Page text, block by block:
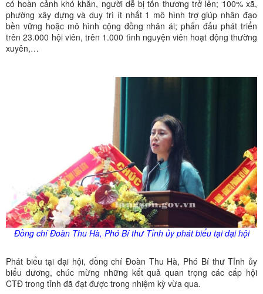
có hoàn cảnh khó khăn, người dễ bị tổn thương trở lên; 100% xã,
phường xây dựng và duy trì ít nhất 1 mô hình trợ giúp nhân đạo
bền vững hoặc mô hình cộng đồng nhân ái; phấn đấu phát triển
trên 23.000 hội viên, trên 1.000 tình nguyện viên hoạt động thường
xuyên,…
Đồng chí Đoàn Thu Hà, Phó Bí thư Tỉnh ủyphát biểu tại đại hội
Phát biểu tại đại hội, đồng chí Đoàn Thu Hà, Phó Bí thư Tỉnh ủy
biểu dương, chúc mừng những kết quả quan trọng các cấp hội
CTĐ trong tỉnh đã đạt được trong nhiệm kỳ vừa qua.